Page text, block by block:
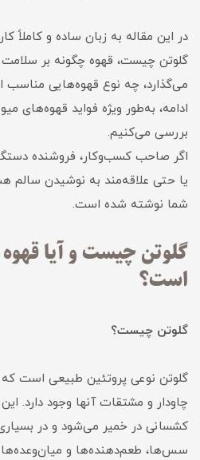
در این مقاله به زبان ساده و کاملاً
گلوتن چیست، قهوه چگونه بر سلامت
می‌گذارد، چه نوع قهوه‌هایی مناسب
ادامه، به‌طور ویژه فواید قهوه‌های
بررسی می‌کنیم.
اگر صاحب کسب‌وکار، فروشنده
یا حتی علاقه‌مند به نوشیدن سالم
شما نوشته شده است.
گلوتن چیست و آیا
است؟
گلوتن چیست؟
گلوتن نوعی پروتئین طبیعی است که
چاودار و مشتقات آنها وجود دارد.
کشسانی در خمیر می‌شود و در
سس‌ها، طعم‌دهنده‌ها و میان‌وعده‌ها